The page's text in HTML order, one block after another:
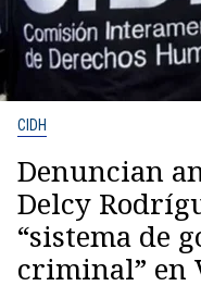
CIDH
Denuncian
Delcy
“sistema de
criminal” en